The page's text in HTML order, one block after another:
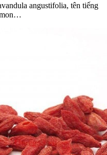
angustifolia, tên tiếng